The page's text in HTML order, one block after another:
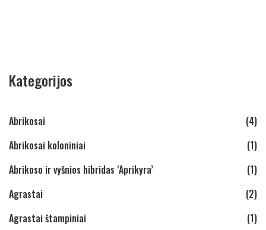
Kategorijos
Abrikosai
(4)
Abrikosai koloniniai
(1)
Abrikoso ir vyšnios hibridas ‘Aprikyra’
(1)
Agrastai
(2)
Agrastai štampiniai
(1)